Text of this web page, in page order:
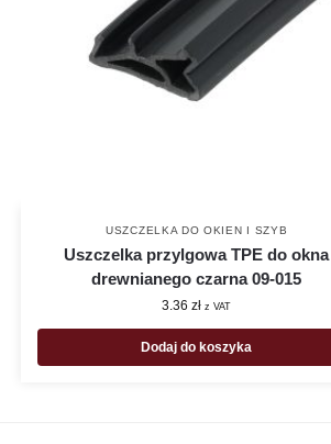
USZCZELKA DO OKIEN I SZYB
Uszczelka przylgowa TPE do okna
drewnianego czarna 09-015
3.36zł z VAT
Dodaj do koszyka